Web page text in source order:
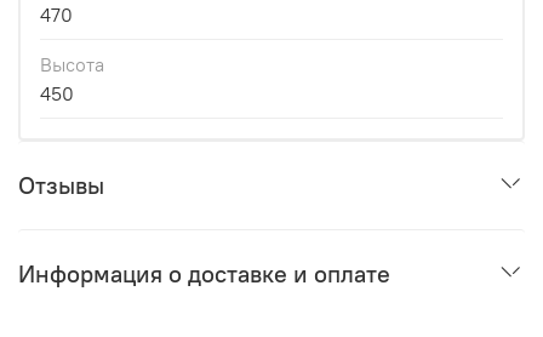
470
Высота
450
Отзывы
Информация о доставке и оплате